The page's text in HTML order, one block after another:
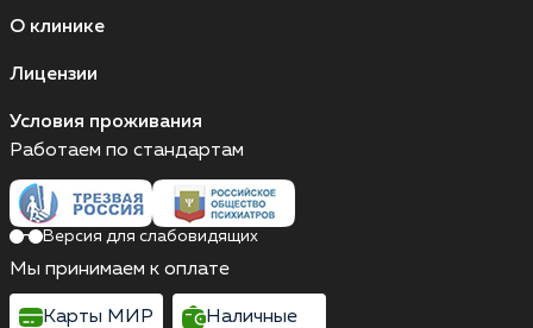
О клинике
Лицензии
Условия проживания
Работаем по стандартам
Версия для слабовидящих
Мы принимаем к оплате
Карты МИР Наличные